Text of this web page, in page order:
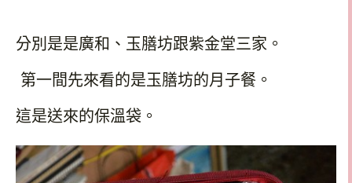
分別是是廣和、玉膳坊跟紫金堂三家。
第一間先來看的是玉膳坊的月子餐。
這是送來的保溫袋。